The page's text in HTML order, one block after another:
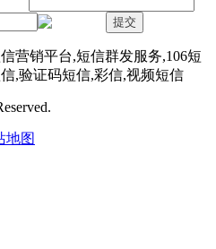
提交
营销平台,短信群发服务,106短
,验证码短信,彩信,视频短信
地图